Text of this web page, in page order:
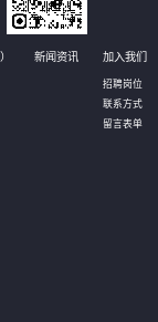
新闻资讯 加入我们
招聘岗位
联系方式
留言表单